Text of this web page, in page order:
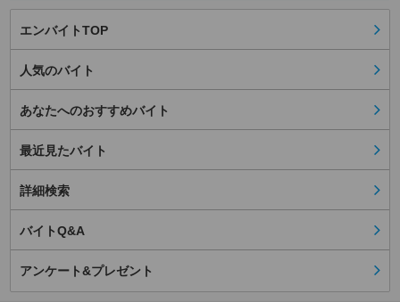
エンバイトTOP
人気のバイト
あなたへのおすすめバイト
最近見たバイト
詳細検索
バイトQ&A
アンケート&プレゼント